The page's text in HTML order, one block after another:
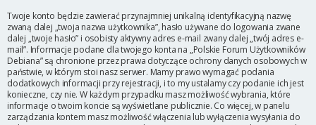
Twoje konto będzie zawierać przynajmniej unikalną identyfikacyjną nazwę
zwaną dalej „twoja nazwa użytkownika”, hasło używane do logowania zwane
dalej „twoje hasło” i osobisty aktywny adres e-mail zwany dalej „twój adres e-
mail”. Informacje podane dla twojego konta na „Polskie Forum Użytkowników
Debiana” są chronione przez prawa dotyczące ochrony danych osobowych w
państwie, w którym stoi nasz serwer. Mamy prawo wymagać podania
dodatkowych informacji przy rejestracji, i to my ustalamy czy podanie ich jest
konieczne, czy nie. W każdym przypadku masz możliwość wybrania, które
informacje o twoim koncie są wyświetlane publicznie. Co więcej, w panelu
zarządzania kontem masz możliwość włączenia lub wyłączenia wysyłania do